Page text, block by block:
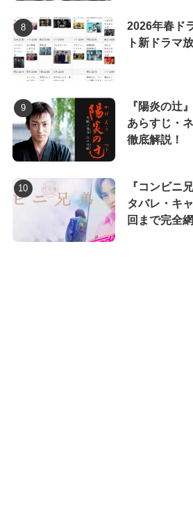
2026年春ド
ト新ドラマ
『陽炎の辻
あらすじ・
徹底解説！
『コンビニ
タバレ・キ
回まで完全